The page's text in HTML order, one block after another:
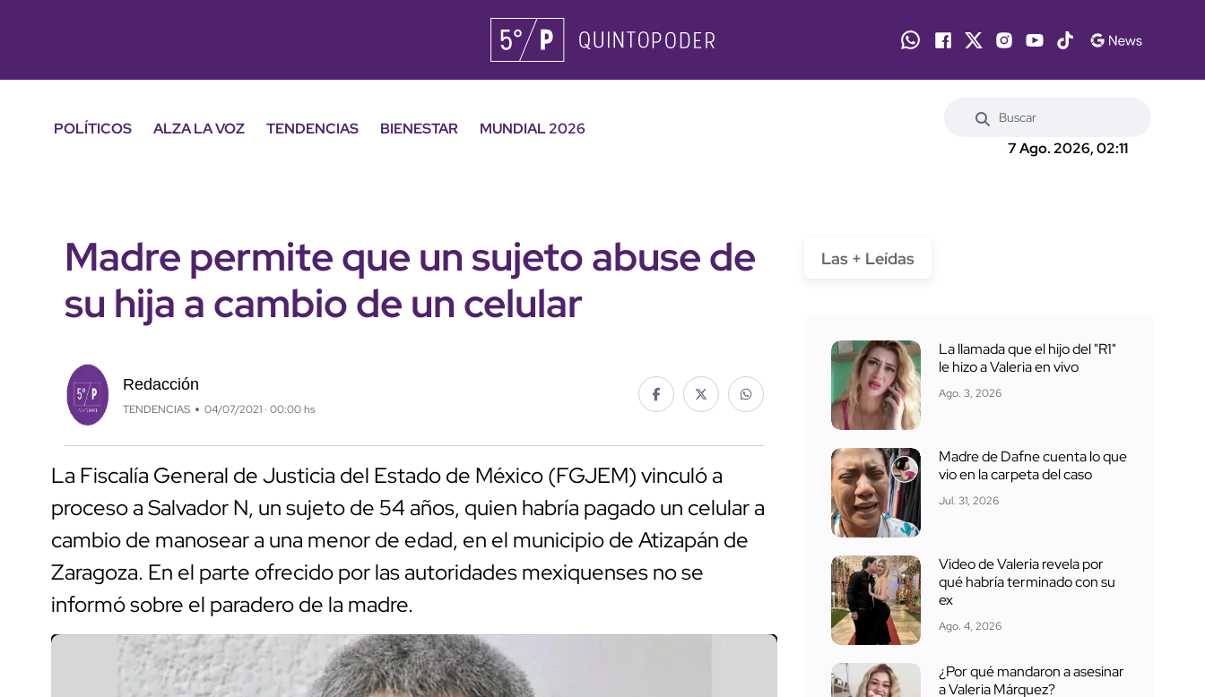
POLÍTICOS ALZA LA VOZ TENDENCIAS BIENESTAR
MUNDIAL 2026
7 Ago. 2026, 02:11
Madre permite que un sujeto abuse de
su hija a cambio de un celular
Redacción
TENDENCIAS 04/07/2021 · 00:00 hs
La Fiscalía General de Justicia del Estado de México (FGJEM) vinculó a
proceso a Salvador N, un sujeto de 54 años, quien habría pagado un celular a
cambio de manosear a una menor de edad, en el municipio de Atizapán de
Zaragoza. En el parte ofrecido por las autoridades mexiquenses no se
informó sobre el paradero de la madre.
Las + Leídas
La llamada que el hijo del "R1"
le hizo a Valeria en vivo
Ago. 3, 2026
Madre de Dafne cuenta lo que
vio en la carpeta del caso
Jul. 31, 2026
Video de Valeria revela por
qué habría terminado con su
ex
Ago. 4, 2026
¿Por qué mandaron a asesinar
a Valeria Márquez?